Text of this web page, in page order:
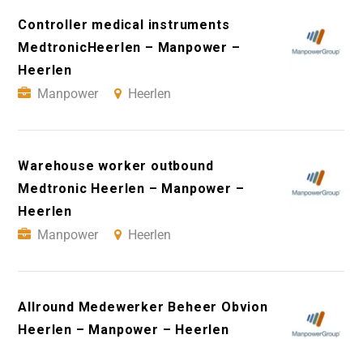
Controller medical instruments
MedtronicHeerlen – Manpower –
Heerlen
Manpower
Heerlen
Warehouse worker outbound
Medtronic Heerlen – Manpower –
Heerlen
Manpower
Heerlen
Allround Medewerker Beheer Obvion
Heerlen – Manpower – Heerlen